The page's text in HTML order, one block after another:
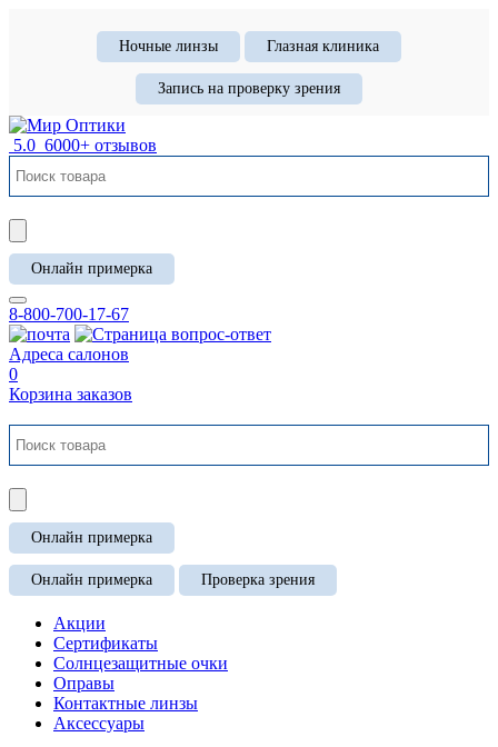
Ночные линзы Глазная клиника
Запись на проверку зрения
5.0 6000+ отзывов
Онлайн примерка
8-800-700-17-67
Адреса салонов
0
Корзина заказов
Онлайн примерка
Онлайн примерка Проверка зрения
Акции
Сертификаты
Солнцезащитные очки
Оправы
Контактные линзы
Аксессуары